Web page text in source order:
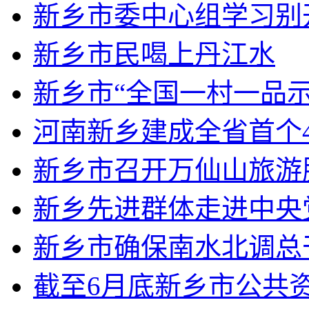
新乡市委中心组学习
新乡市民喝上丹江水
新乡市“全国一村一品
河南新乡建成全省首个
新乡市召开万仙山旅
新乡先进群体走进中央
新乡市确保南水北调
截至6月底新乡市公共